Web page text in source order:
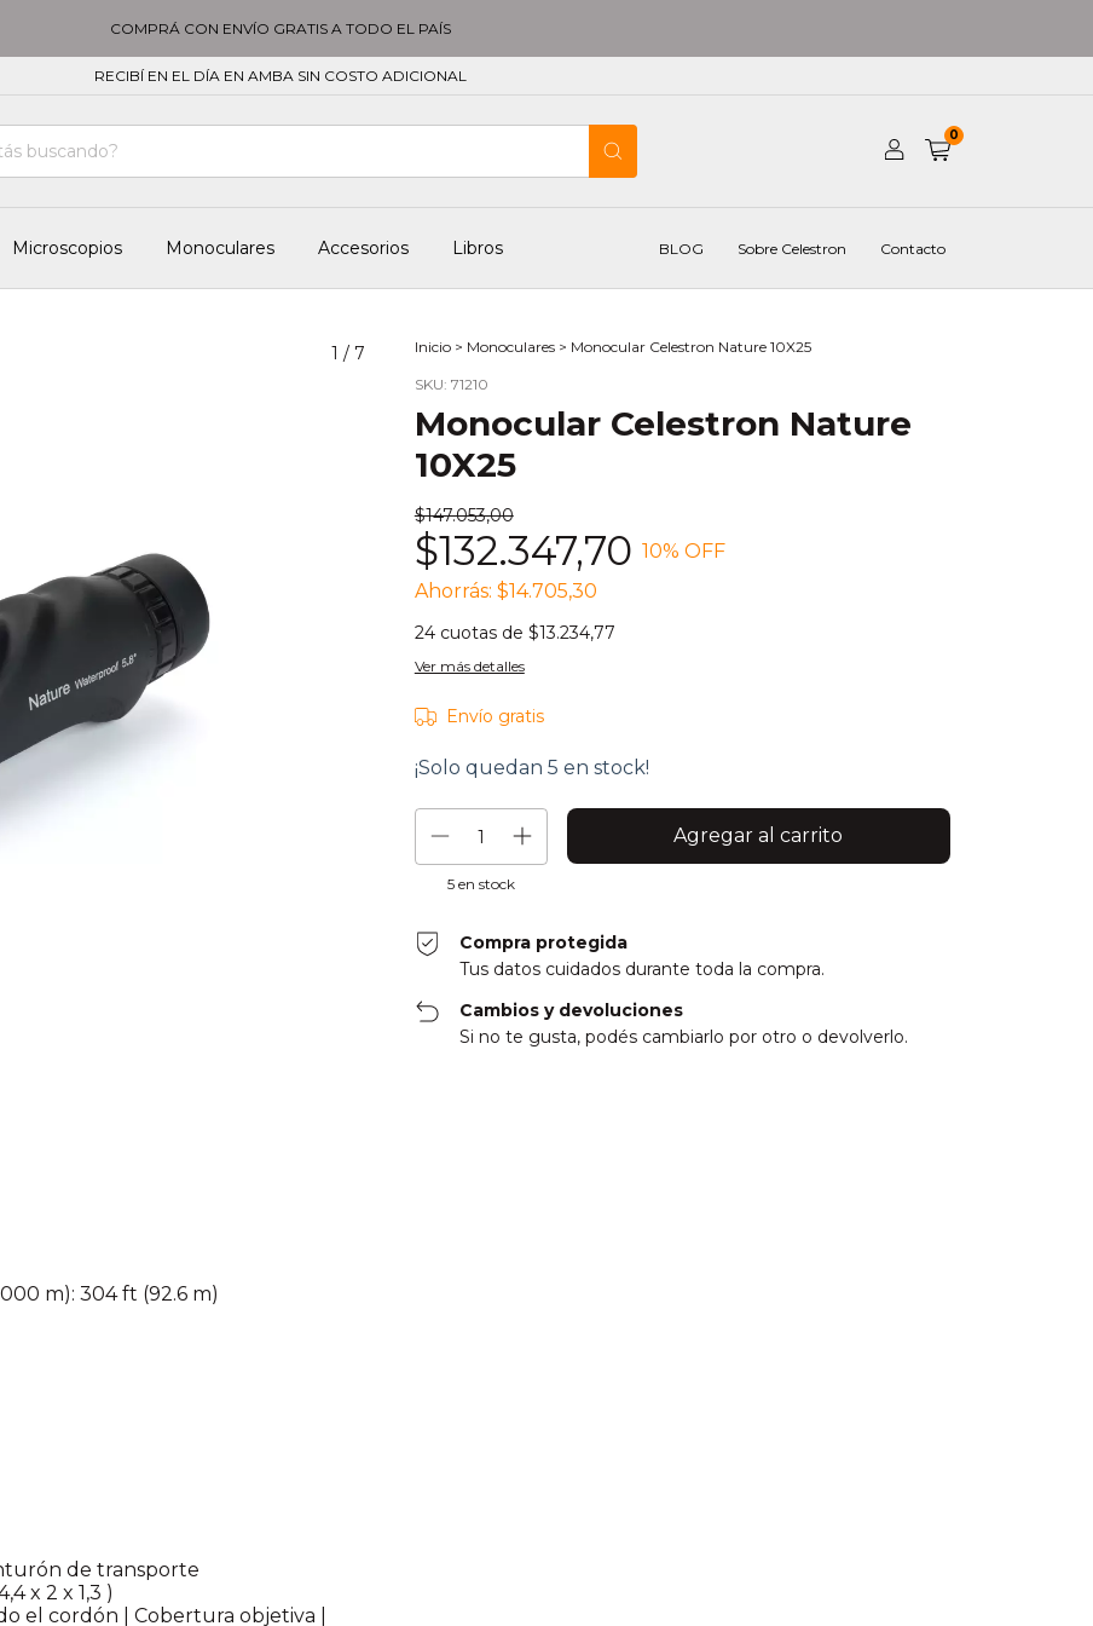
COMPRÁ CON ENVÍO GRATIS A TODO EL PAÍS
RECIBÍ EN EL DÍA EN AMBA SIN COSTO ADICIONAL
0
Microscopios Monoculares Accesorios Libros BLOG Sobre Celestron Contacto
1 / 7 Inicio > Monoculares > Monocular Celestron Nature 10X25
SKU: 71210
Monocular Celestron Nature
10X25
$147.053,00
$132.347,70 10% OFF
Ahorrás: $14.705,30
24 cuotas de $13.234,77
Ver más detalles
Envío gratis
¡Solo quedan 5 en stock!
5en stock
Compra protegida
Tus datos cuidados durante toda la compra.
Cambios y devoluciones
Si no te gusta, podés cambiarlo por otro o devolverlo.
m): 304 ft (92.6 m)
de transporte
x 2 x 1,3 )
el cordón | Cobertura objetiva |